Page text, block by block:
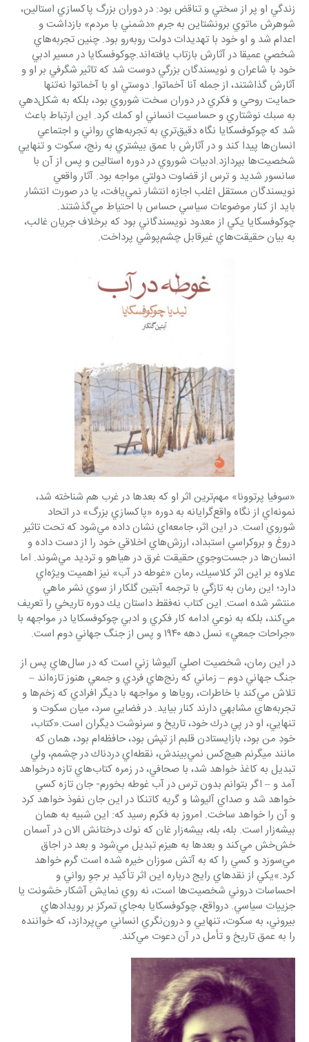
زندگي او پر از سختي و تناقض بود: در دوران بزرگ پاكسازي استالين،
شوهرش ماتوي برونشتاين به جرم «دشمني با مردم» بازداشت و
اعدام شد و او خود با تهديدات دولت روبه‌رو بود. چنين تجربه‌هاي
شخصي عميقا در آثارش بازتاب يافته‌اند.چوكوفسكايا در مسير ادبي
خود با شاعران و نويسندگان بزرگي دوست شد كه تاثير شگرفي بر او و
آثارش گذاشتند، از جمله آنا آخماتوا. دوستي او با آخماتوا نه‌تنها
حمايت روحي و فكري در دوران سخت شوروي بود، بلكه به شكل‌دهي
به سبك نوشتاري و حساسيت انساني او كمك كرد. اين ارتباط باعث
شد كه چوكوفسكايا نگاه دقيق‌تري به تجربه‌هاي رواني و اجتماعي
انسان‌ها پيدا كند و در آثارش با عمق بيشتري به رنج، سكوت و تنهايي
شخصيت‌ها بپردازد.ادبيات شوروي در دوره استالين و پس از آن با
سانسور شديد و ترس از قضاوت دولتي مواجه بود. آثار واقعي
نويسندگان مستقل اغلب اجازه انتشار نمي‌يافت، يا در صورت انتشار
بايد از كنار موضوعات سياسي حساس با احتياط مي‌گذشتند.
چوكوفسكايا يكي از معدود نويسندگاني بود كه برخلاف جريان غالب،
به بيان حقيقت‌هاي غيرقابل چشم‌پوشي پرداخت.
«سوفيا پرتوونا» مهم‌ترين اثر او كه بعدها در غرب هم شناخته شد،
نمونه‌اي از نگاه واقع‌گرايانه به دوره «پاكسازي بزرگ» در اتحاد
شوروي است. در اين اثر، جامعه‌اي نشان داده مي‌شود كه تحت تاثير
دروغ و بروكراسي استبداد، ارزش‌هاي اخلاقي خود را از دست داده و
انسان‌ها در جست‌وجوي حقيقت غرق در هياهو و ترديد مي‌شوند. اما
علاوه بر اين اثر كلاسيك، رمان «غوطه در آب» نيز اهميت ويژه‌اي
دارد؛ اين رمان به تازگي با ترجمه آبتين گلكار از سوي نشر ماهي
منتشر شده است. اين كتاب نه‌فقط داستان يك دوره تاريخي را تعريف
مي‌كند، بلكه به نوعي ادامه كار فكري و ادبي چوكوفسكايا در مواجهه با
«جراحات جمعي» نسل دهه ۱۹۴۰ و پس از جنگ جهاني دوم است.
در اين رمان، شخصيت اصلي آليوشا زني است كه در سال‌هاي پس از
جنگ جهاني دوم – زماني كه رنج‌هاي فردي و جمعي هنوز تازه‌اند –
تلاش مي‌كند با خاطرات، روياها و مواجهه با ديگر افرادي كه زخم‌ها و
تجربه‌هاي مشابهي دارند كنار بيايد. در فضايي سرد، ميان سكوت و
تنهايي، او در پي درك خود، تاريخ و سرنوشت ديگران است.«كتاب،
خودِ من بود، بازايستادن قلبم از تپش بود، حافظه‌ام بود، همان كه
مانند ميگرنم هيچ‌كس نمي‌بيندش، نقطه‌اي دردناك در چشمم، ولي
تبديل به كاغذ خواهد شد، با صحافي، در زمره كتاب‌هاي تازه درخواهد
آمد و – اگر بتوانم بدون ترس در آب غوطه بخورم- جان تازه‌ كسي
خواهد شد و صداي آليوشا و گريه كاتنكا در اين جان نفوذ خواهد كرد
و آن را خواهد ساخت. امروز به فكرم رسيد كه: اين شبيه به همان
بيشه‌زار است. بله، بله، بيشه‌زار غان كه نوك درختانش الان در آسمان
خش‌خش‌ مي‌كند و بعدها به هيزم تبديل مي‌شود و بعد در اجاق
مي‌سوزد و كسي را كه به آتش سوزان خيره شده است گرم خواهد
كرد.»يكي از نقدهاي رايج درباره اين اثر تأكيد بر جوِ رواني و
احساسات دروني شخصيت‌ها است، نه روي نمايش آشكار خشونت يا
جزييات سياسي. درواقع، چوكوفسكايا به‌جاي تمركز بر رويدادهاي
بيروني، به سكوت، تنهايي و درون‌نگري انساني مي‌پردازد، كه خواننده
را به عمق تاريخ و تأمل در آن دعوت مي‌كند.